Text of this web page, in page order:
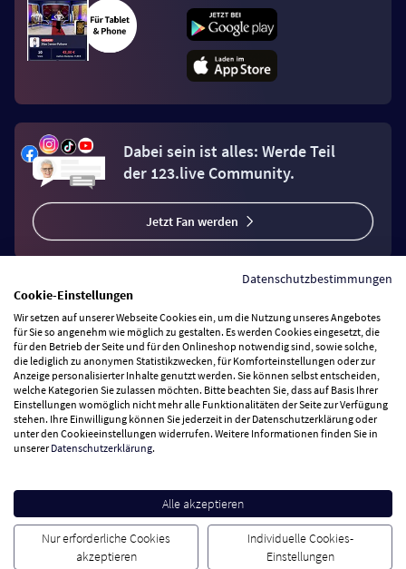
Dabei sein ist alles: Werde Teil
der 123.live Community.
Jetzt Fan werden
Vertrag widerrufen
Zahlungsarten
Wir versenden mit
Besuchen Sie uns
Datenschutzbestimmungen
Cookie-Einstellungen
Wir setzen auf unserer Webseite Cookies ein, um die Nutzung unseres Angebotes
für Sie so angenehm wie möglich zu gestalten. Es werden Cookies eingesetzt, die
für den Betrieb der Seite und für den Onlineshop notwendig sind, sowie solche,
die lediglich zu anonymen Statistikzwecken, für Komforteinstellungen oder zur
Anzeige personalisierter Inhalte genutzt werden. Sie können selbst entscheiden,
welche Kategorien Sie zulassen möchten. Bitte beachten Sie, dass auf Basis Ihrer
Einstellungen womöglich nicht mehr alle Funktionalitäten der Seite zur Verfügung
stehen. Ihre Einwilligung können Sie jederzeit in der Datenschutzerklärung oder
unter den Cookieeinstellungen widerrufen. Weitere Informationen finden Sie in
unsererDatenschutzerklärung.
Alle akzeptieren
Nur erforderliche Cookies
akzeptieren
Individuelle Cookies-
Einstellungen